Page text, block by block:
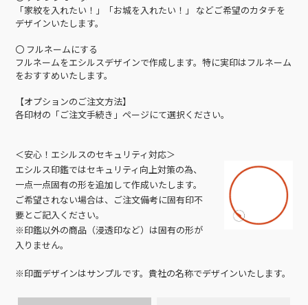
「家紋を入れたい！」「お城を入れたい！」 などご希望のカタチを
デザインいたします。
〇 フルネームにする
フルネームをエシルスデザインで作成します。特に実印はフルネーム
をおすすめいたします。
【オプションのご注文方法】
各印材の「ご注文手続き」ページにて選択ください。
＜安心！エシルスのセキュリティ対応＞
エシルス印鑑ではセキュリティ向上対策の為、
一点一点固有の形を追加して作成いたします。
ご希望されない場合は、ご注文備考に固有印不
要とご記入ください。
※印鑑以外の商品（浸透印など）は固有の形が
入りません。
※印面デザインはサンプルです。貴社の名称でデザインいたします。